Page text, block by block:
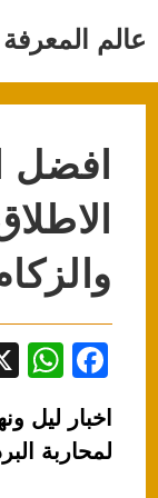
عالم المعرفة
افضل
F
c
e
s
اخبار ليل
لمحاربة